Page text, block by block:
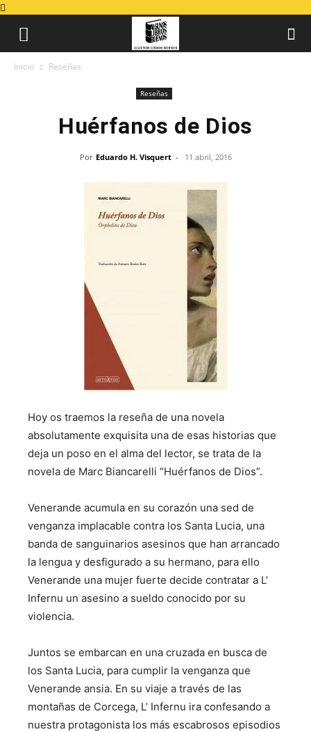
Inicio Reseñas
Reseñas
Huérfanos de Dios
Por Eduardo H. Visquert - 11 abril, 2016
Hoy os traemos la reseña de una novela
absolutamente exquisita una de esas historias que
deja un poso en el alma del lector, se trata de la
novela de Marc Biancarelli “Huérfanos de Dios”.
Venerande acumula en su corazón una sed de
venganza implacable contra los Santa Lucia, una
banda de sanguinarios asesinos que han arrancado
la lengua y desfigurado a su hermano, para ello
Venerande una mujer fuerte decide contratar a L’
Infernu un asesino a sueldo conocido por su
violencia.
Juntos se embarcan en una cruzada en busca de
los Santa Lucia, para cumplir la venganza que
Venerande ansia. En su viaje a través de las
montañas de Corcega, L’ Infernu ira confesando a
nuestra protagonista los más escabrosos episodios